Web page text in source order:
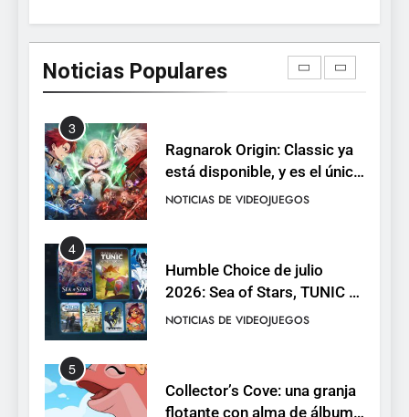
Noticias Populares
Dungeon Lurker supera las
con una demo disponible
hasta el 12 de agosto
NOTICIAS DE VIDEOJUEGOS
3
Ragnarok Origin: Classic ya
está disponible, y es el único
RO F2P-friendly de la saga
NOTICIAS DE VIDEOJUEGOS
4
Humble Choice de julio
2026: Sea of Stars, TUNIC y
Neon White en el mismo
NOTICIAS DE VIDEOJUEGOS
5
Collector’s Cove: una granja
flotante con alma de álbum